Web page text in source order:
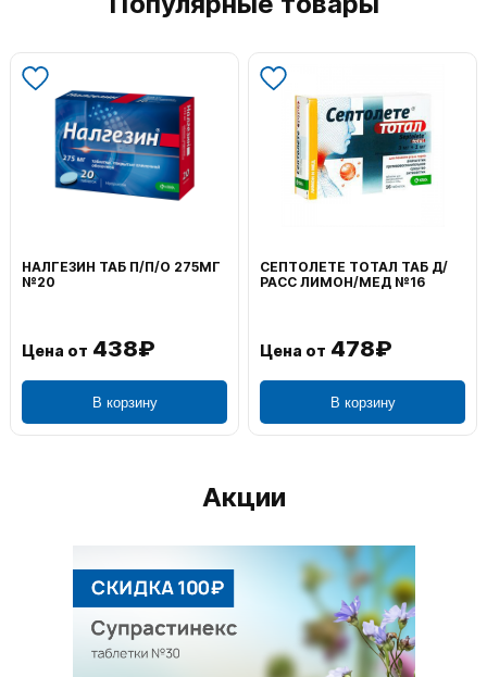
НАЛГЕЗИН ТАБ П/П/О 275МГ
№20
Цена от 438₽
В корзину
СЕПТОЛЕТЕ ТОТАЛ ТАБ Д/
РАСС ЛИМОН/МЕД №16
Цена от 478₽
В корзину
Акции